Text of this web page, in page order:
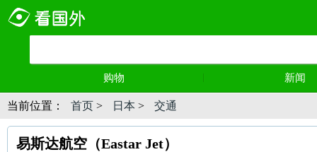
购物 新闻
当前位置： 首页 > 日本 > 交通
易斯达航空（Eastar Jet）